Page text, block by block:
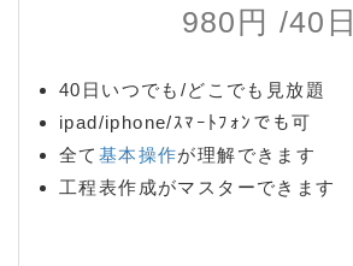
980円 /40日
40日いつでも/どこでも見放題
ipad/iphone/ｽﾏｰﾄﾌｫﾝでも可
全て 基本操作が理解できます
工程表作成がマスターできます